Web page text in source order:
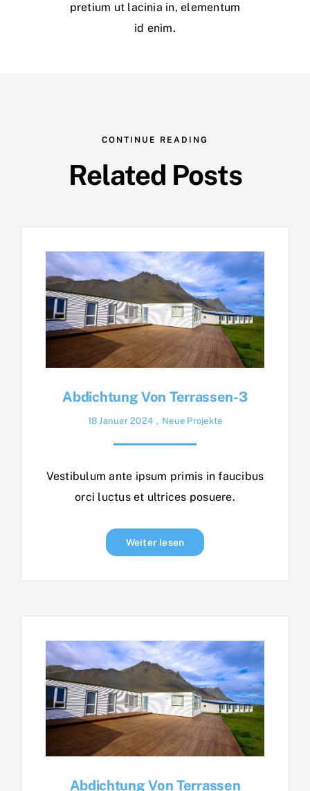
pretium ut lacinia in, elementum
id enim.
CONTINUE READING
Related Posts
Abdichtung Von Terrassen-3
18 Januar 2024 , Neue Projekte
Vestibulum ante ipsum primis in faucibus
orci luctus et ultrices posuere.
Weiter lesen
Abdichtung Von Terrassen